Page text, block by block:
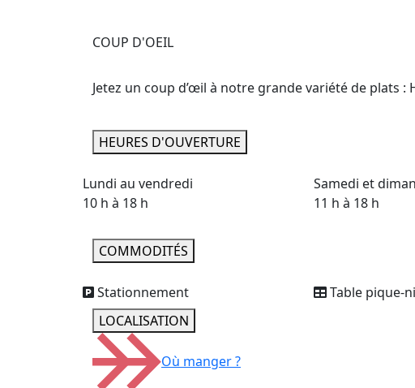
COUP D'OEIL
Jetez un coup d’œil à notre grande variété de plats
HEURES D'OUVERTURE
Lundi au vendredi
10 h à 18 h
Samedi et
11 h à 18 h
COMMODITÉS
Stationnement Table pique-
LOCALISATION
Où manger ?